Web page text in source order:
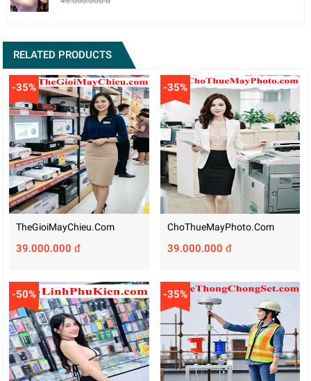
RELATED PRODUCTS
-35%
TheGioiMayChieu.com
39.000.000 đ
-35%
ChoThueMayPhoto.com
39.000.000 đ
-50% -35%